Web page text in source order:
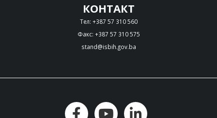
КОНТАКТ
Тел: +387 57 310 560
Факс: +387 57 310 575
stand@isbih.gov.ba